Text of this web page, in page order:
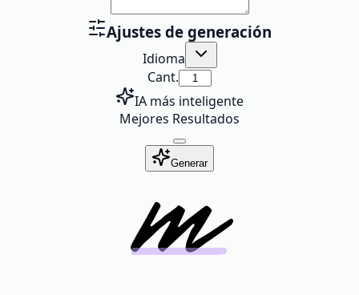
Ajustes de generación
Idioma
Cant.
IA más inteligente
Mejores Resultados
Generar